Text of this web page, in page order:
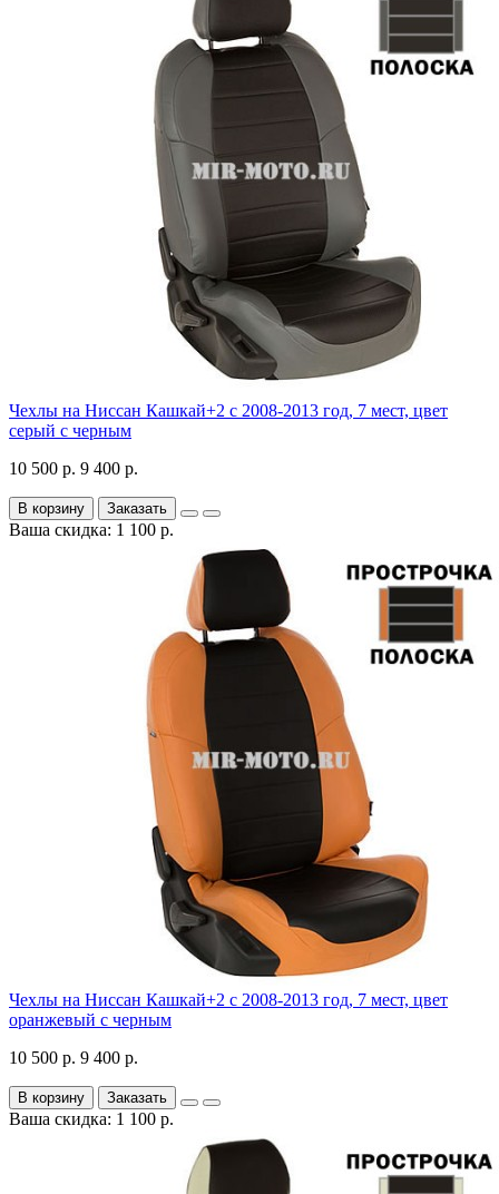
Чехлы на Ниссан Кашкай+2 с 2008-2013 год, 7 мест, цвет
серый с черным
10 500 р. 9 400 р.
В корзину Заказать
Ваша скидка: 1 100 р.
Чехлы на Ниссан Кашкай+2 с 2008-2013 год, 7 мест, цвет
оранжевый с черным
10 500 р. 9 400 р.
В корзину Заказать
Ваша скидка: 1 100 р.